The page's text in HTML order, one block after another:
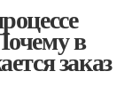
в
заказ